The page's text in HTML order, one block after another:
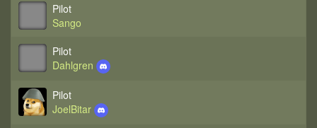
Pilot
Sango
Pilot
Dahlgren
Pilot
JoelBitar